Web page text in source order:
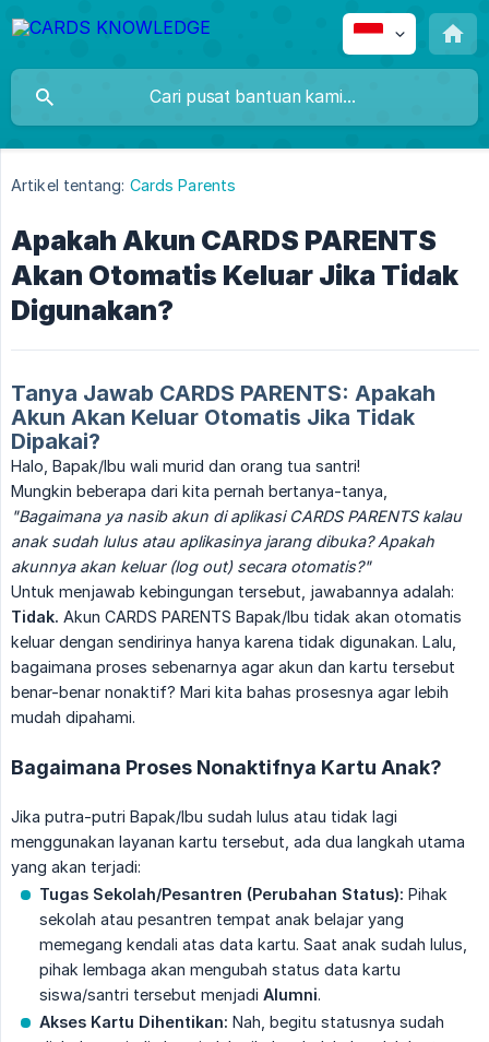
Artikel tentang: Cards Parents
Apakah Akun CARDS PARENTS
Akan Otomatis Keluar Jika Tidak
Digunakan?
Tanya Jawab CARDS PARENTS: Apakah
Akun Akan Keluar Otomatis Jika Tidak
Dipakai?
Halo, Bapak/Ibu wali murid dan orang tua santri!
Mungkin beberapa dari kita pernah bertanya-tanya,
"Bagaimana ya nasib akun di aplikasi CARDS PARENTS kalau
anak sudah lulus atau aplikasinya jarang dibuka? Apakah
akunnya akan keluar (log out) secara otomatis?"
Untuk menjawab kebingungan tersebut, jawabannya adalah:
Tidak. Akun CARDS PARENTS Bapak/Ibu tidak akan otomatis
keluar dengan sendirinya hanya karena tidak digunakan. Lalu,
bagaimana proses sebenarnya agar akun dan kartu tersebut
benar-benar nonaktif? Mari kita bahas prosesnya agar lebih
mudah dipahami.
Bagaimana Proses Nonaktifnya Kartu Anak?
Jika putra-putri Bapak/Ibu sudah lulus atau tidak lagi
menggunakan layanan kartu tersebut, ada dua langkah utama
yang akan terjadi:
Tugas Sekolah/Pesantren (Perubahan Status): Pihak
sekolah atau pesantren tempat anak belajar yang
memegang kendali atas data kartu. Saat anak sudah lulus,
pihak lembaga akan mengubah status data kartu
siswa/santri tersebut menjadi Alumni.
Akses Kartu Dihentikan: Nah, begitu statusnya sudah